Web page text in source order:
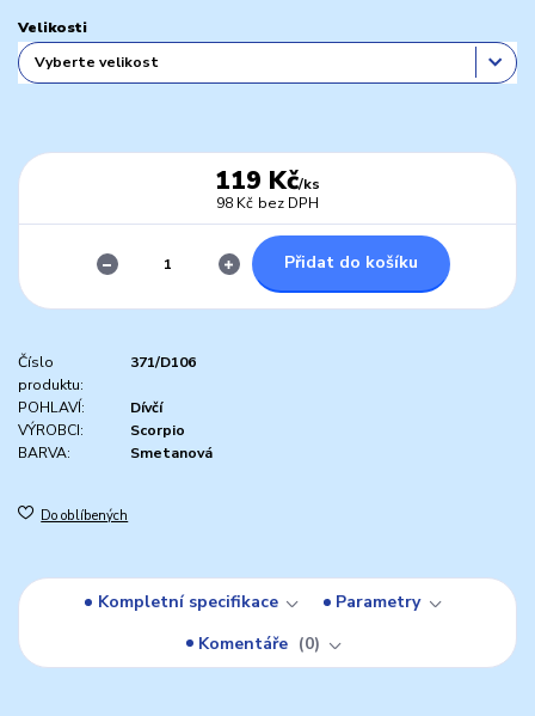
Velikosti
119 Kč/ks
98 Kč bez DPH
Přidat do košíku
Číslo
produktu:
371/D106
POHLAVÍ:
Dívčí
VÝROBCI:
Scorpio
BARVA:
Smetanová
Do oblíbených
Kompletní specifikace
Parametry
Komentáře
0